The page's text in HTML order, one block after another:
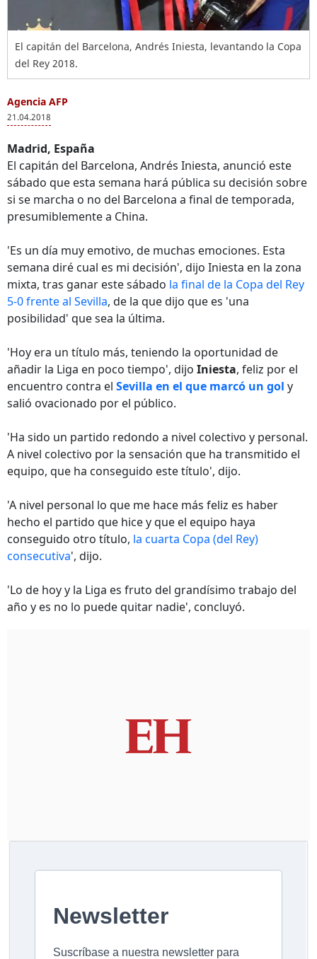
El capitán del Barcelona, Andrés Iniesta, levantando la Copa
del Rey 2018.
Agencia AFP
21.04.2018
Madrid, España
El capitán del Barcelona, Andrés Iniesta, anunció este
sábado que esta semana hará pública su decisión sobre
si se marcha o no del Barcelona a final de temporada,
presumiblemente a China.
'Es un día muy emotivo, de muchas emociones. Esta
semana diré cual es mi decisión', dijo Iniesta en la zona
mixta, tras ganar este sábado la final de la Copa del Rey
5-0 frente al Sevilla, de la que dijo que es 'una
posibilidad' que sea la última.
'Hoy era un título más, teniendo la oportunidad de
añadir la Liga en poco tiempo', dijo Iniesta, feliz por el
encuentro contra el Sevilla en el que marcó un gol y
salió ovacionado por el público.
'Ha sido un partido redondo a nivel colectivo y personal.
A nivel colectivo por la sensación que ha transmitido el
equipo, que ha conseguido este título', dijo.
'A nivel personal lo que me hace más feliz es haber
hecho el partido que hice y que el equipo haya
conseguido otro título, la cuarta Copa (del Rey)
consecutiva', dijo.
'Lo de hoy y la Liga es fruto del grandísimo trabajo del
año y es no lo puede quitar nadie', concluyó.